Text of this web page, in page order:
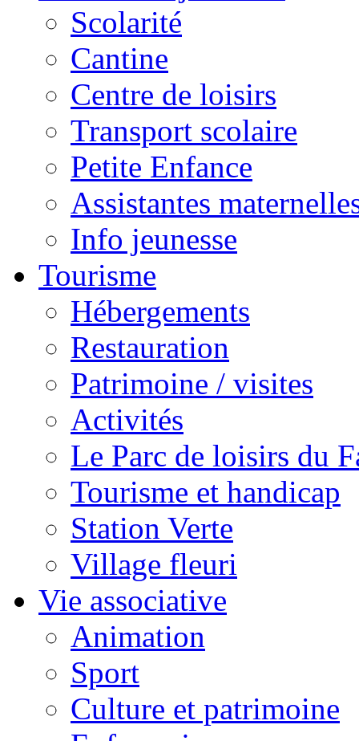
Scolarité
Cantine
Centre de loisirs
Transport scolaire
Petite Enfance
Assistantes
Info jeunesse
Tourisme
Hébergements
Restauration
Patrimoine / visites
Activités
Le Parc de loisirs du
Tourisme et handicap
Station Verte
Village fleuri
Vie associative
Animation
Sport
Culture et patrimoine